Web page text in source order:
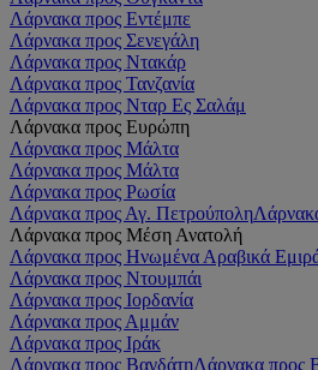
Λάρνακα προς Εντέμπε
Λάρνακα προς Σενεγάλη
Λάρνακα προς Ντακάρ
Λάρνακα προς Τανζανία
Λάρνακα προς Νταρ Ες Σαλάμ
Λάρνακα προς Ευρώπη
Λάρνακα προς Μάλτα
Λάρνακα προς Μάλτα
Λάρνακα προς Ρωσία
Λάρνακα προς Αγ. Πετρούπολη
Λάρνακα προς Μέση Ανατολή
Λάρνακα προς Ηνωμένα Αραβικά
Λάρνακα προς Ντουμπάι
Λάρνακα προς Ιορδανία
Λάρνακα προς Αμμάν
Λάρνακα προς Ιράκ
Λάρνακα προς ΒαγδάτηΛάρνακα προς